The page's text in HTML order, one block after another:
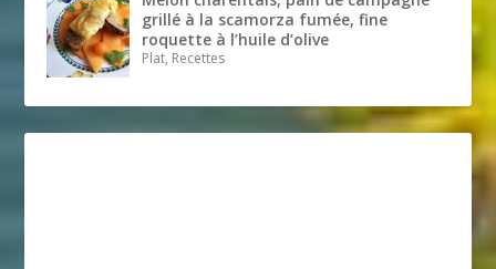
grillé à la scamorza fumée, fine
roquette à l’huile d’olive
Plat, Recettes